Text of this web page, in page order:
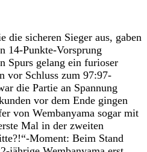
die sicheren Sieger aus, gaben
14-Punkte-Vorsprung
Spurs gelang ein furioser
vor Schluss zum 97:97-
die Partie an Spannung
vor dem Ende gingen
von Wembanyama sogar mit
Mal in der zweiten
Moment: Beim Stand